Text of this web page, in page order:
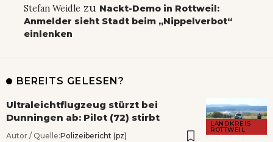
Stefan Weidle zu Nackt-Demo in Rottweil:
Anmelder sieht Stadt beim „Nippelverbot“
einlenken
BEREITS GELESEN?
LANDKREIS
ROTTWEIL
Ultraleichtflugzeug stürzt bei
Dunningen ab: Pilot (72) stirbt
Autor / Quelle:Polizeibericht (pz)